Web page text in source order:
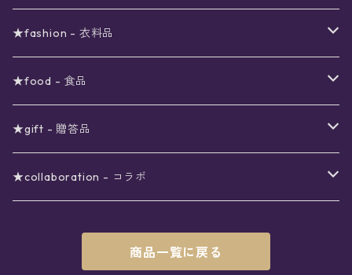
〜4000円
〜5000円
〜6000円
〜7000円
ギフトボックス
ノート
メイクアップ
ネイルカラー
アロマスプレー
ポーチ
夜空の星月
扇子(うちわ)
インテリア
ピアス
星
月
イヤリング
星
月
ネックレス
星
チョーカー
ブレスレット
★fashion - 衣料品
ワンピース
スター
フラワー
トップス
ブラウス
ボトムス
レックウォーマー
★food - 食品
珈琲
紅茶
★gift - 贈答品
ラッピング用オプション
バレンタインギフト
★collaboration - コラボ
Stellatium(姉妹店委託)
商品一覧に戻る